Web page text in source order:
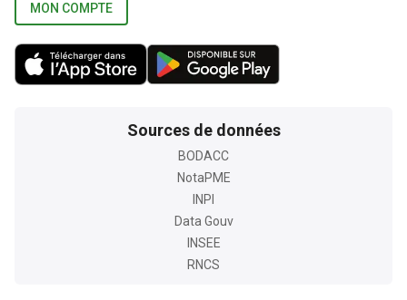
MON COMPTE
Sources de données
BODACC
NotaPME
INPI
Data Gouv
INSEE
RNCS